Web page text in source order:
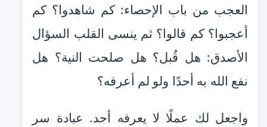
العجب من باب الإحصاء: كم شاهدوا؟ كم
أعجبوا؟ كم قالوا؟ ثم ينسى القلب السؤال
الأصدق: هل قُبل؟ هل صلحت النية؟ هل
نفع الله به أحدًا ولو لم أعرفه؟
واجعل لك عملًا لا يعرفه أحد. عبادة سر